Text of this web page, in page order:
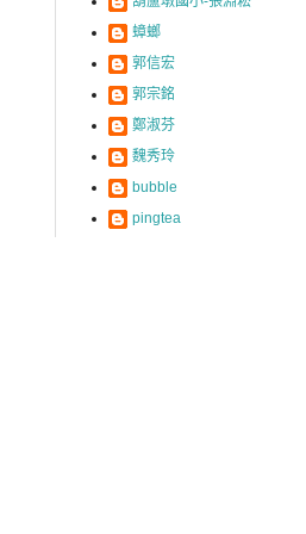
蟑螂
郭信宏
郭宗銘
鄭淑芬
魏秀玲
bubble
pingtea